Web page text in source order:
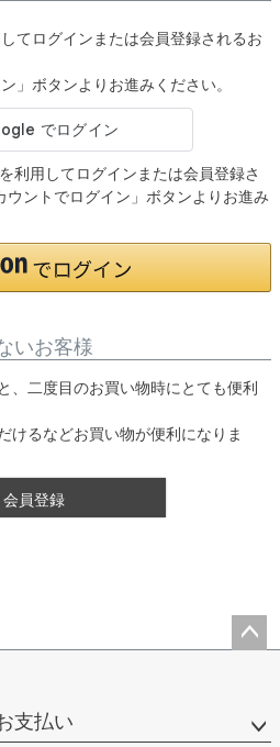
てログインまたは会員登録されるお
」ボタンよりお進みください。
利用してログインまたは会員登録さ
ントでログイン」ボタンよりお進み
いお客様
、二度目のお買い物時にとても便利
けるなどお買い物が便利になりま
会員登録
支払い